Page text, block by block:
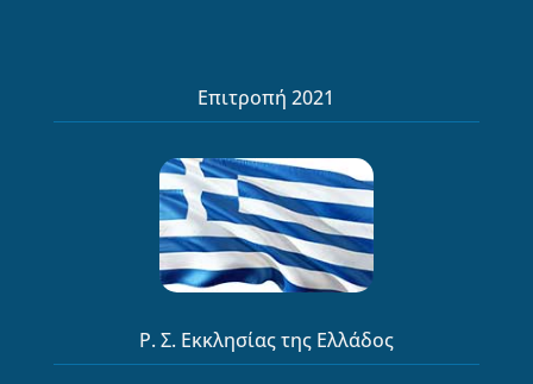
Επιτροπή 2021
Ρ. Σ. Εκκλησίας της Ελλάδος